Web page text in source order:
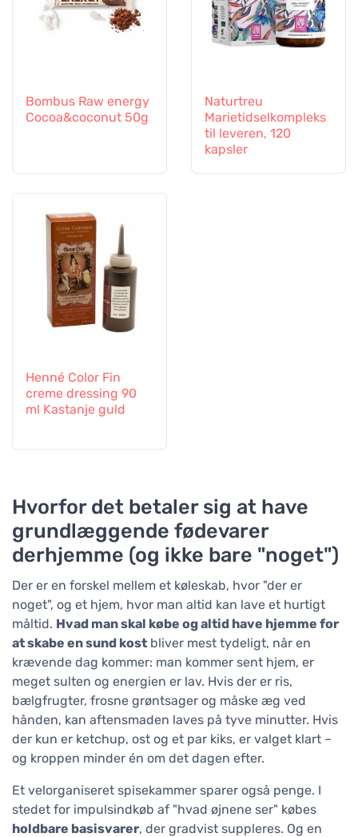
Bombus Raw energy
Cocoa&coconut 50g
Naturtreu
Marietidselkompleks
til leveren, 120
kapsler
Henné Color Fin
creme dressing 90
ml Kastanje guld
Hvorfor det betaler sig at have
grundlæggende fødevarer
derhjemme (og ikke bare "noget")
Der er en forskel mellem et køleskab, hvor "der er
noget", og et hjem, hvor man altid kan lave et hurtigt
måltid. Hvad man skal købe og altid have hjemme for
at skabe en sund kost bliver mest tydeligt, når en
krævende dag kommer: man kommer sent hjem, er
meget sulten og energien er lav. Hvis der er ris,
bælgfrugter, frosne grøntsager og måske æg ved
hånden, kan aftensmaden laves på tyve minutter. Hvis
der kun er ketchup, ost og et par kiks, er valget klart –
og kroppen minder én om det dagen efter.
Et velorganiseret spisekammer sparer også penge. I
stedet for impulsindkøb af "hvad øjnene ser" købes
holdbare basisvarer, der gradvist suppleres. Og en